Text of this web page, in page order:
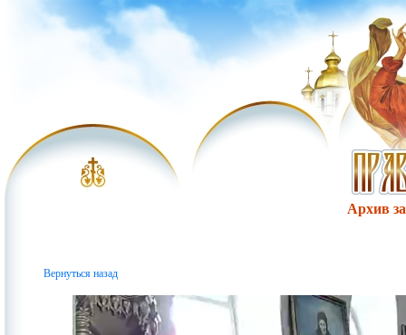
Архив
Вернуться назад